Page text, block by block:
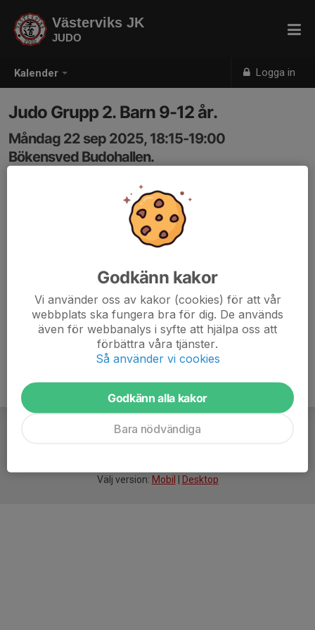
Kalender Logga in
Västerviks JK
JUDO
Judo Grupp 2. Barn 9-12 år.
Måndag 22 sep 2025, 18:15-19:00
Bökensved Budohallen.
Välj version: Mobil Desktop
Godkänn kakor
Vi använder oss av kakor (cookies) för att vår
webbplats ska fungera bra för dig. De används
även för webbanalys i syfte att hjälpa oss att
förbättra våra tjänster.
Så använder vi cookies
Godkänn alla kakor
Bara nödvändiga